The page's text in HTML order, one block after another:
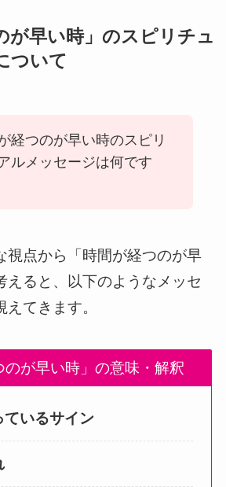
が早い時」のスピリチュ
ついて
経つのが早い時のスピリ
ルメッセージは何です
視点から「時間が経つのが早
えると、以下のようなメッセ
てきます。
のが早い時」の意味・解釈
いるサイン